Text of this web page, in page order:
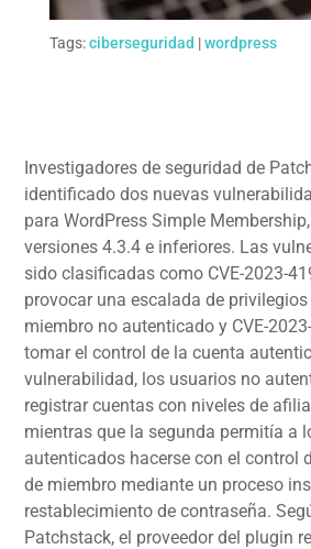
Tags:ciberseguridad |wordpress
Investigadores de seguridad de
identificado dos nuevas
para WordPress Simple
versiones 4.3.4 e inferiores. Las
sido clasificadas como CVE-2023-
provocar una escalada de privilegios
miembro no autenticado y CVE-
tomar el control de la cuenta
vulnerabilidad, los usuarios no
registrar cuentas con niveles de
mientras que la segunda permitía a
autenticados hacerse con el control
de miembro mediante un proceso
restablecimiento de contraseña.
Patchstack, el proveedor del plugin